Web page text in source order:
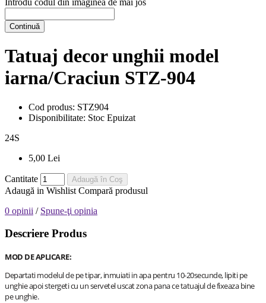
Continuă
Tatuaj decor unghii model
iarna/Craciun STZ-904
Cod produs: STZ904
Disponibilitate: Stoc Epuizat
24S
5,00 Lei
Cantitate Adaugă în Coş
Adaugă in Wishlist Compară produsul
0 opinii / Spune-ţi opinia
Descriere Produs
MOD DE APLICARE:
Departati modelul de pe tipar, inmuiati in apa pentru 10-20secunde, lipiti pe
unghie apoi stergeti cu un servetel uscat zona pana ce tatuajul de fixeaza bine
pe unghie.